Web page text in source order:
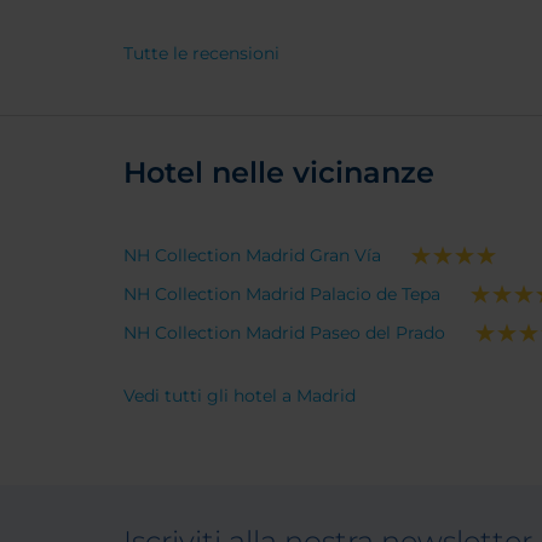
tre
Tutte le recensioni
Hotel nelle vicinanze
NH Collection Madrid Gran Vía
NH Collection Madrid Palacio de Tepa
NH Collection Madrid Paseo del Prado
Vedi tutti gli hotel a Madrid